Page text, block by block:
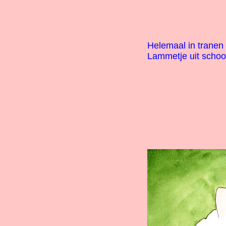
Helemaal in tranen
Lammetje uit